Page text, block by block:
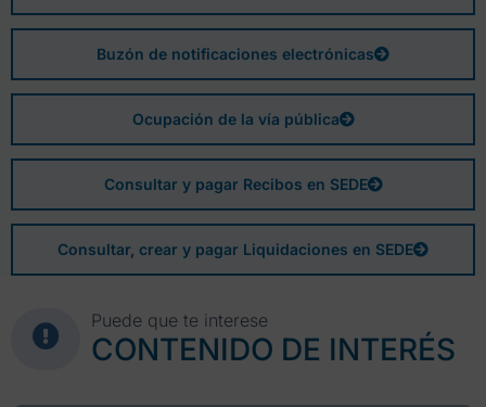
Buzón de notificaciones electrónicas
Ocupación de la vía pública
Consultar y pagar Recibos en SEDE
Consultar, crear y pagar Liquidaciones en SEDE
Puede que te interese
CONTENIDO DE INTERÉS